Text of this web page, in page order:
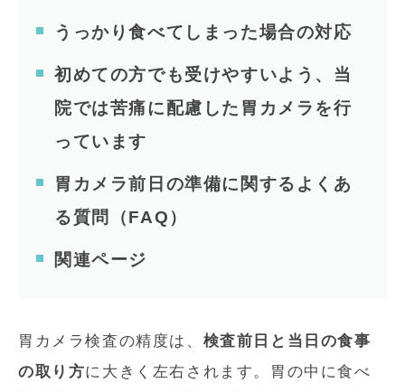
うっかり食べてしまった場合の対応
初めての方でも受けやすいよう、当
院では苦痛に配慮した胃カメラを行
っています
胃カメラ前日の準備に関するよくあ
る質問（FAQ）
関連ページ
胃カメラ検査の精度は、 検査前日と当日の食事
の取り方に大きく左右されます。胃の中に食べ